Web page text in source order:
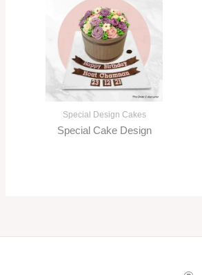
Special Design Cakes
Special Cake Design